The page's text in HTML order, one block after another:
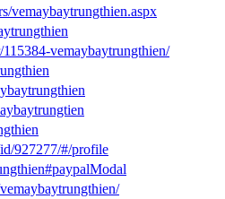
vemaybaytrungthien.aspx
vemaybaytrungthien/
927277/#/profile